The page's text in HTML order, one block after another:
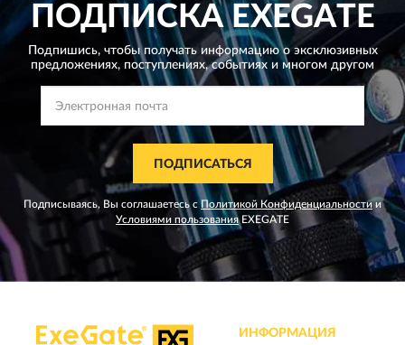
ПОДПИСКАEXEGATE
Подпишись, чтобы получать информацию о эксклюзивных
предложениях, поступлениях, событиях и многом другом
ПОДПИСАТЬСЯ
Подписываясь, Вы соглашаетесь сПолитикой Конфиденциальности и
Условиями пользованияEXEGATE
ИНФОРМАЦИЯ